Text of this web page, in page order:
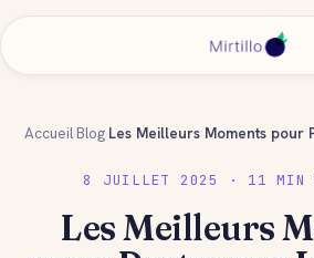
Accueil Blog Les Meilleurs Moments pour
8 JUILLET 2025 · 11 MIN
Les Meilleurs